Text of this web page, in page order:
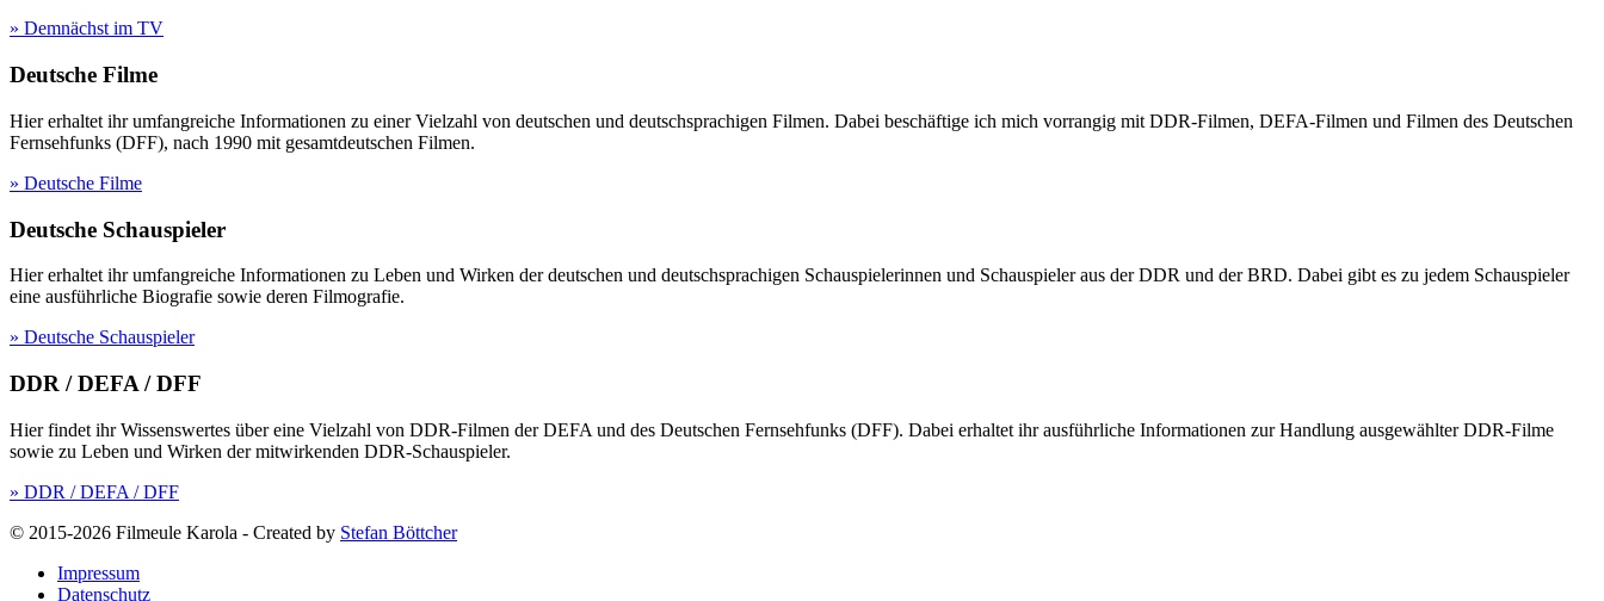
» Demnächst im TV
Deutsche Filme
Hier erhaltet ihr umfangreiche Informationen zu einer Vielzahl von deutschen und deutschsprachigen Filmen. Dabei beschäftige ich mich vorrangig mit DDR-Filmen, DEFA-Filmen und Filmen des Deutschen
Fernsehfunks (DFF), nach 1990 mit gesamtdeutschen Filmen.
» Deutsche Filme
Deutsche Schauspieler
Hier erhaltet ihr umfangreiche Informationen zu Leben und Wirken der deutschen und deutschsprachigen Schauspielerinnen und Schauspieler aus der DDR und der BRD. Dabei gibt es zu jedem Schauspieler
eine ausführliche Biografie sowie deren Filmografie.
» Deutsche Schauspieler
DDR / DEFA / DFF
Hier findet ihr Wissenswertes über eine Vielzahl von DDR-Filmen der DEFA und des Deutschen Fernsehfunks (DFF). Dabei erhaltet ihr ausführliche Informationen zur Handlung ausgewählter DDR-Filme
sowie zu Leben und Wirken der mitwirkenden DDR-Schauspieler.
» DDR / DEFA / DFF
© 2015-2026 Filmeule Karola - Created by Stefan Böttcher
Impressum
Datenschutz